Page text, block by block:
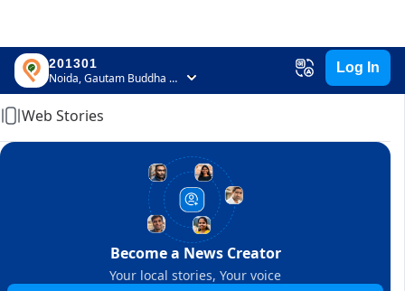
201301
Noida, Gautam Buddha Nagar, Uttar Pradesh
Log In
Home
Web Stories
Become a News Creator
Your local stories, Your voice